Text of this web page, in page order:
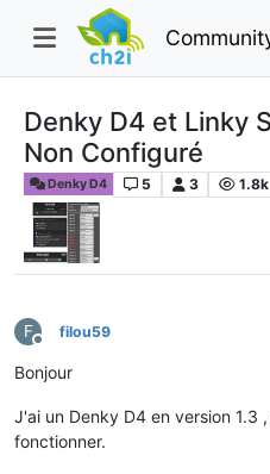
Denky D4 et Linky
Non Configuré
Denky D4 5 3 1.8k
F
Offline
filou59
Bonjour
J'ai un Denky D4 en version 1.3
fonctionner.